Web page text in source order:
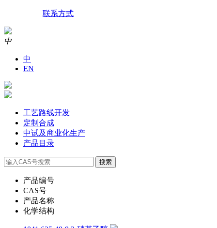
联系方式
中
中
EN
工艺路线开发
定制合成
中试及商业化生产
产品目录
产品编号
CAS号
产品名称
化学结构